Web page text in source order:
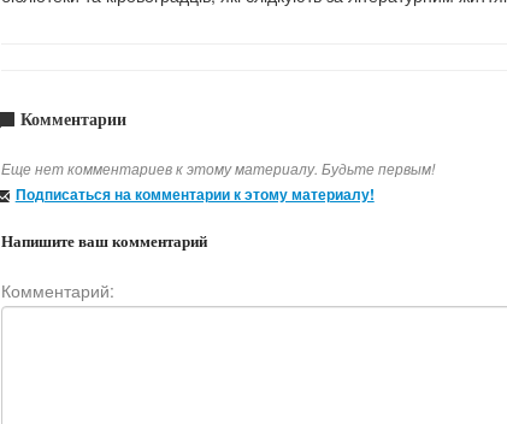
Комментарии
Еще нет комментариев к этому материалу. Будьте первым!
Подписаться на комментарии к этому материалу!
Напишите ваш комментарий
Комментарий: